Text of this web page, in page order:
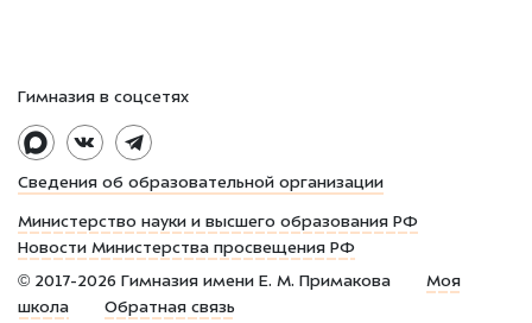
Сведения об образовательной организации
Министерство науки и высшего образования РФ
Новости Министерства просвещения РФ
© 2017-2026 Гимназия имени Е. М. Примакова
Моя
школа
Обратная связь
Гимназия в соцсетях